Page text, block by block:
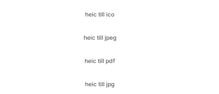
heic till pdf
heic till jpg
heic till png
heic till svg